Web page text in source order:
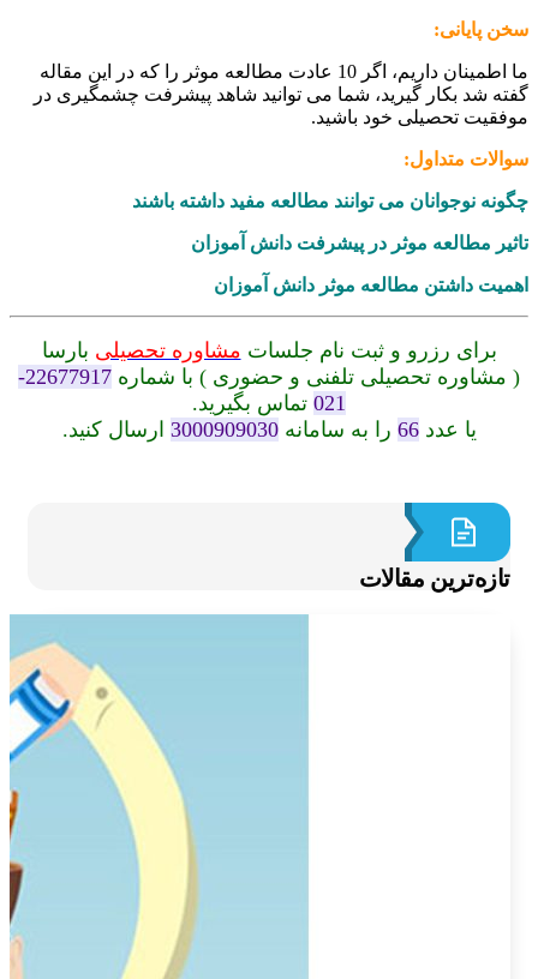
پایانی:
ما اطمینان داریم، اگر 10 عادت مطالعه موثر را که در این مقاله
شد بکار گیرید، شما می توانید شاهد پیشرفت چشمگیری در
تحصیلی خود باشید.
متداول:
نوجوانان می توانند مطالعه مفید داشته باشند
مطالعه موثر در پیشرفت دانش آموزان
داشتن مطالعه موثر دانش آموزان
برای رزرو و ثبت نام جلسات مشاوره تحصیلی بارسا
تحصیلی تلفنی و حضوری ) با شماره
22677917-
تماس بگیرید.
یا عدد 66 را به سامانه 3000909030 ارسال کنید.
مقالات